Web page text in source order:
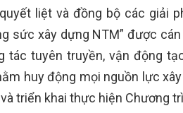
liệt và đồng bộ các giải
sức xây dựng NTM” được
tác tuyên truyền, vận động
huy động mọi nguồn lực
triển khai thực hiện Chương